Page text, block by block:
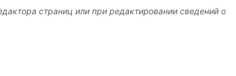
страниц или при редактировании сведений о